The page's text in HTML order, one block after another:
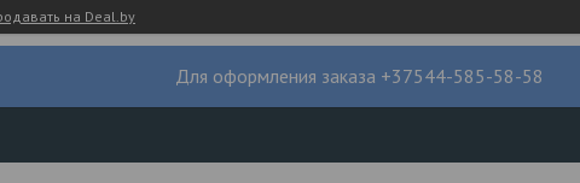
на Deal.by
Для оформления заказа +37544-585-58-58